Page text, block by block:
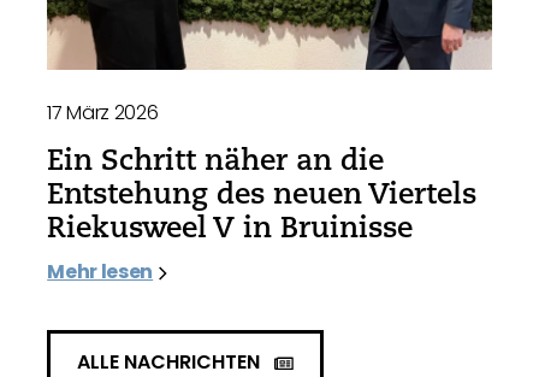
17 März 2026
Ein Schritt näher an die
Entstehung des neuen Viertels
Riekusweel V in Bruinisse
Mehr lesen
ALLE NACHRICHTEN